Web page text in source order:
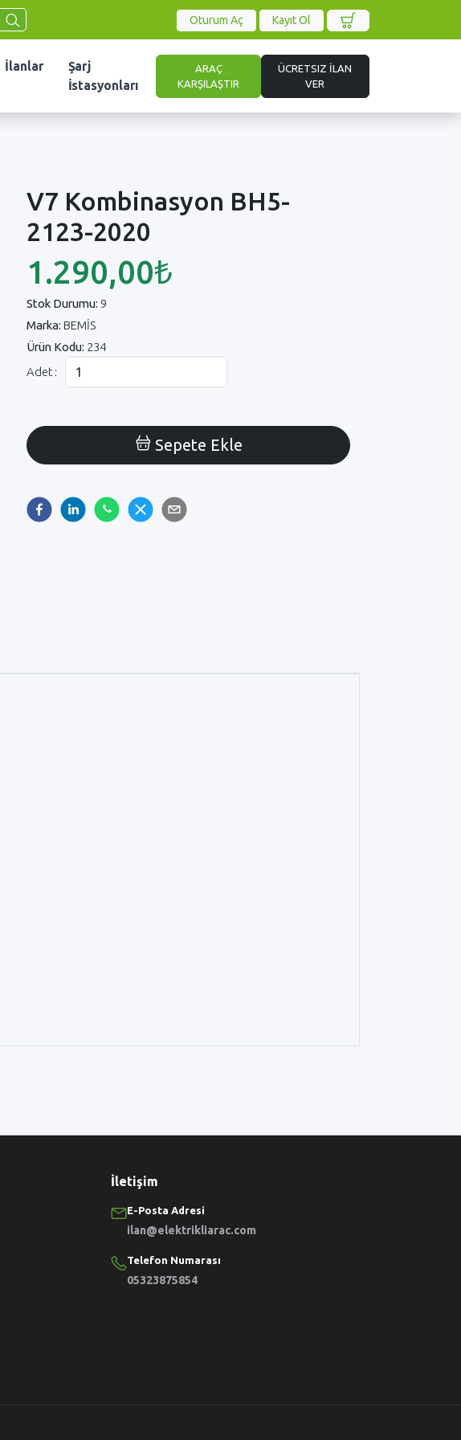
Oturum Aç Kayıt Ol
İlanlar
Şarj
İstasyonları
ARAÇ
KARŞILAŞTIR
ÜCRETSIZ İLAN
VER
V7 Kombinasyon BH5-
2123-2020
1.290,00₺
Stok Durumu: 9
Marka: BEMİS
Ürün Kodu: 234
Adet :
Sepete Ekle
İletişim
E-Posta Adresi
ilan@elektrikliarac.com
Telefon Numarası
05323875854